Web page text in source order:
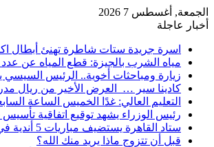
الجمعة, أغسطس 7 2026
أخبار عاجلة
اسرة جريدة ستات شاطرة تهنئ أبطال
مياه الشرب بالجيزة: قطع المياه عن
زيارة ومباحثات أخوية.. الرئيس
كادينا سير … العرض الأخير من ريال
التعليم العالي: غدًا الخميس الساعة
رئيس الوزراء يشهد توقيع اتفاقية
ستاد القاهرة يستضيف مباريات 5 أندية في الدوري المصري
قبل أن تتزوج ماذا يريد منك الله؟